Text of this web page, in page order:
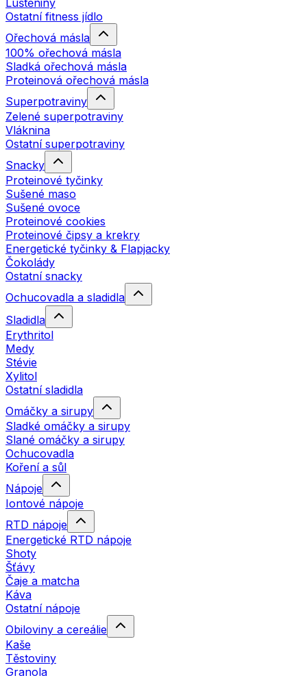
Luštěniny
Ostatní fitness jídlo
Ořechová másla
100% ořechová másla
Sladká ořechová másla
Proteinová ořechová másla
Superpotraviny
Zelené superpotraviny
Vláknina
Ostatní superpotraviny
Snacky
Proteinové tyčinky
Sušené maso
Sušené ovoce
Proteinové cookies
Proteinové čipsy a krekry
Energetické tyčinky & Flapjacky
Čokolády
Ostatní snacky
Ochucovadla a sladidla
Sladidla
Erythritol
Medy
Stévie
Xylitol
Ostatní sladidla
Omáčky a sirupy
Sladké omáčky a sirupy
Slané omáčky a sirupy
Ochucovadla
Koření a sůl
Nápoje
Iontové nápoje
RTD nápoje
Energetické RTD nápoje
Shoty
Šťávy
Čaje a matcha
Káva
Ostatní nápoje
Obiloviny a cereálie
Kaše
Těstoviny
Granola